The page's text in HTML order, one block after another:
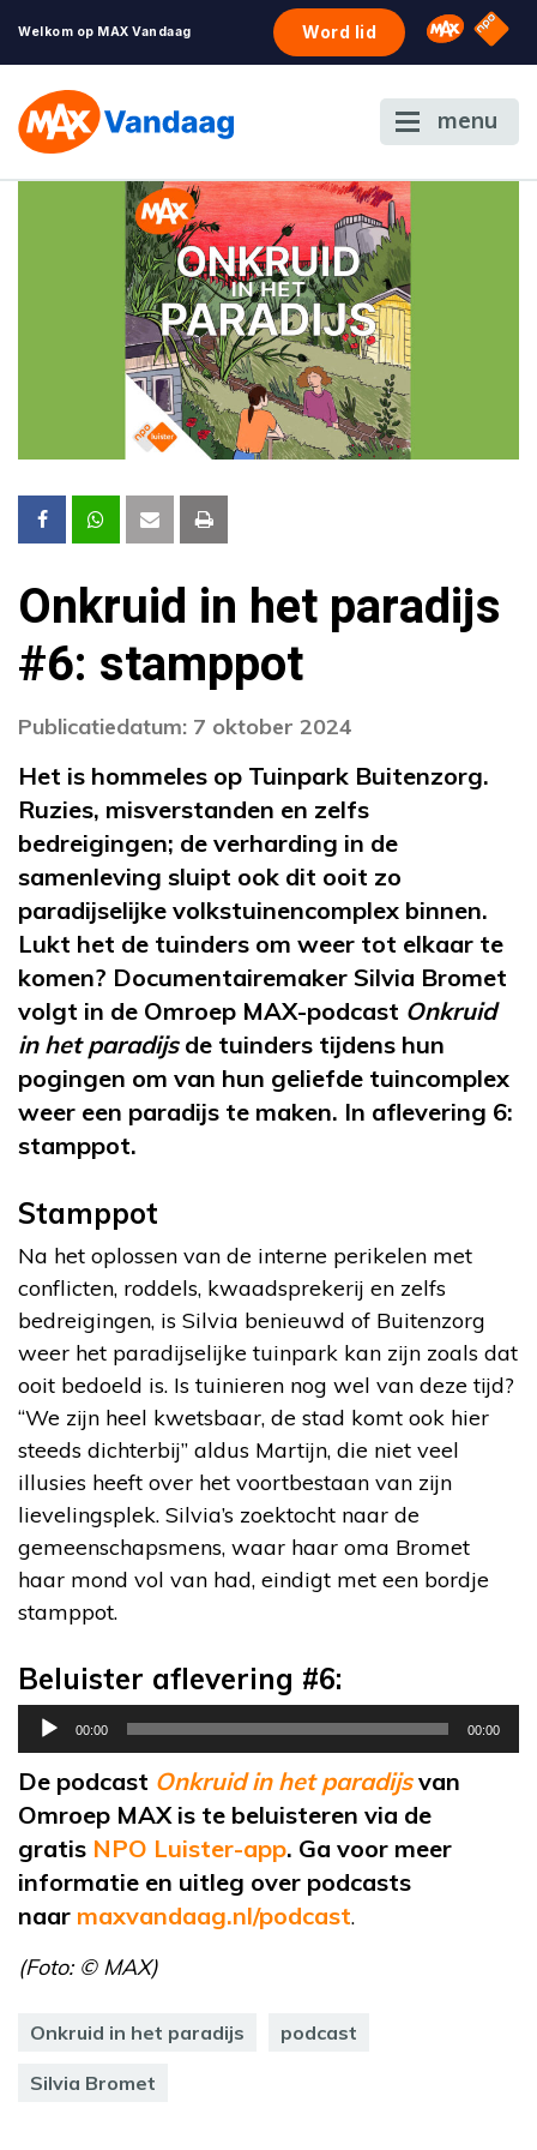
Welkom op MAX Vandaag Word lid Omroep
NPO
menu
Onkruid in het paradijs
#6: stamppot
Publicatiedatum: 7 oktober 2024
Het is hommeles op Tuinpark Buitenzorg.
Ruzies, misverstanden en zelfs
bedreigingen; de verharding in de
samenleving sluipt ook dit ooit zo
paradijselijke volkstuinencomplex binnen.
Lukt het de tuinders om weer tot elkaar te
komen? Documentairemaker Silvia Bromet
volgt in de Omroep MAX-podcast Onkruid
in het paradijsde tuinders tijdens hun
pogingen om van hun geliefde tuincomplex
weer een paradijs te maken. In aflevering 6:
stamppot.
Stamppot
Na het oplossen van de interne perikelen met
conflicten, roddels, kwaadsprekerij en zelfs
bedreigingen, is Silvia benieuwd of Buitenzorg
weer het paradijselijke tuinpark kan zijn zoals dat
ooit bedoeld is. Is tuinieren nog wel van deze tijd?
“We zijn heel kwetsbaar, de stad komt ook hier
steeds dichterbij” aldus Martijn, die niet veel
illusies heeft over het voortbestaan van zijn
lievelingsplek. Silvia’s zoektocht naar de
gemeenschapsmens, waar haar oma Bromet
haar mond vol van had, eindigt met een bordje
stamppot.
Beluister aflevering #6:
Audiospeler
00:00 00:00
De podcast Onkruid in het paradijsvan
Omroep MAX is te beluisteren via de
gratis NPO Luister-app. Ga voor meer
informatie en uitleg over podcasts
naar maxvandaag.nl/podcast.
(Foto: © MAX)
Onkruid in het paradijs podcast
Silvia Bromet